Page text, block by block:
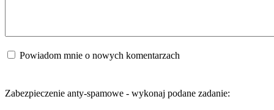
Powiadom mnie o nowych komentarzach
Zabezpieczenie anty-spamowe - wykonaj podane zadanie: